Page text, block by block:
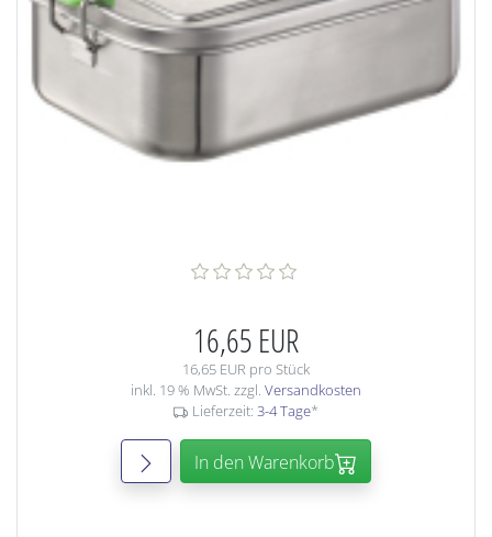
16,65 EUR
16,65 EUR pro Stück
inkl. 19 % MwSt. zzgl. Versandkosten
Lieferzeit: 3-4 Tage*
In den Warenkorb